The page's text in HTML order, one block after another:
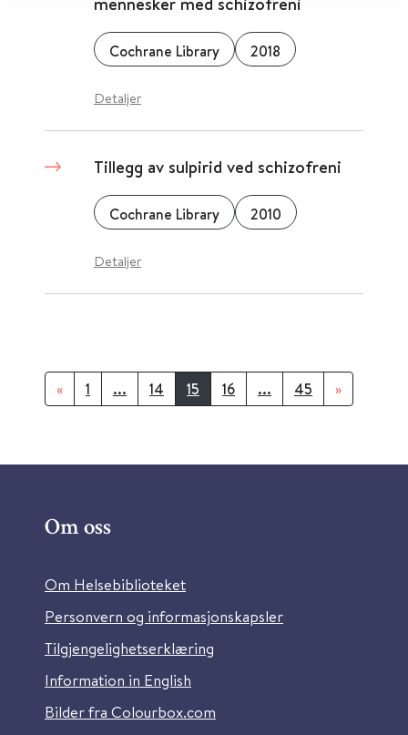
Cochrane Library 2018
Detaljer
Tillegg av sulpirid ved schizofreni
Cochrane Library 2010
Detaljer
« 1 ... 14 15 16 ... 45 »
Om oss
Om Helsebiblioteket
Personvern og informasjonskapsler
Tilgjengelighetserklæring
Information in English
Bilder fra Colourbox.com